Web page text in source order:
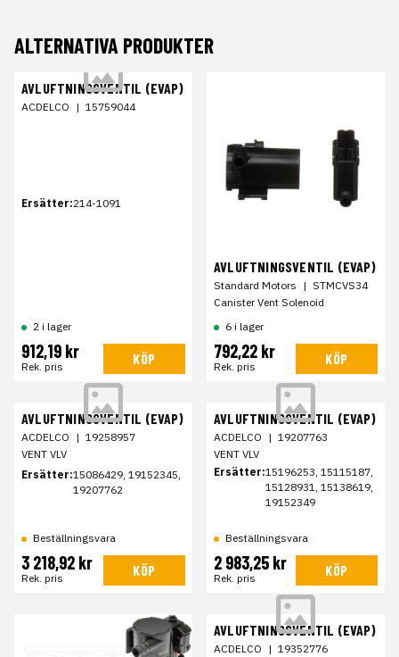
ALTERNATIVA PRODUKTER
AVLUFTNINGSVENTIL (EVAP)
ACDELCO | 15759044
Ersätter:214-1091
2 i lager
912,19 kr
Rek. pris KÖP
AVLUFTNINGSVENTIL (EVAP)
Standard Motors | STMCVS34
Canister Vent Solenoid
6 i lager
792,22 kr
Rek. pris KÖP
AVLUFTNINGSVENTIL (EVAP)
ACDELCO | 19258957
VENT VLV
Ersätter:15086429, 19152345,
19207762
Beställningsvara
3 218,92 kr
Rek. pris KÖP
AVLUFTNINGSVENTIL (EVAP)
ACDELCO | 19207763
VENT VLV
Ersätter:15196253, 15115187,
15128931, 15138619,
19152349
Beställningsvara
2 983,25 kr
Rek. pris KÖP
AVLUFTNINGSVENTIL (EVAP)
ACDELCO | 19352776